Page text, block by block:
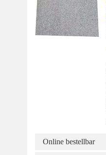
Online bestellbar